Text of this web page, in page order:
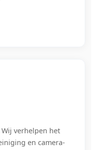
verhelpen het
en camera-